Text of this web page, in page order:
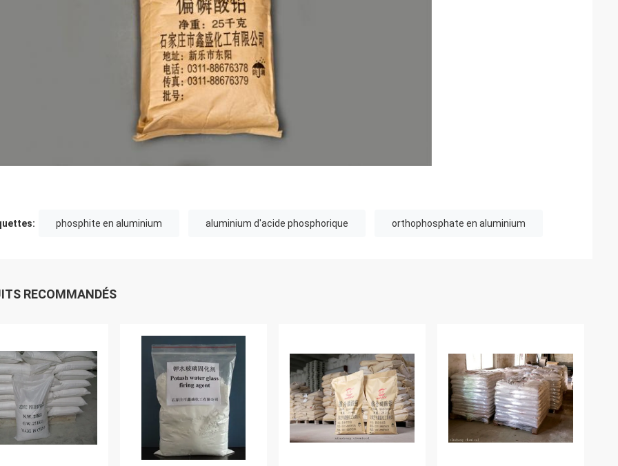
phosphite en aluminium aluminium d'acide phosphorique orthophosphate en aluminium
RECOMMANDÉS